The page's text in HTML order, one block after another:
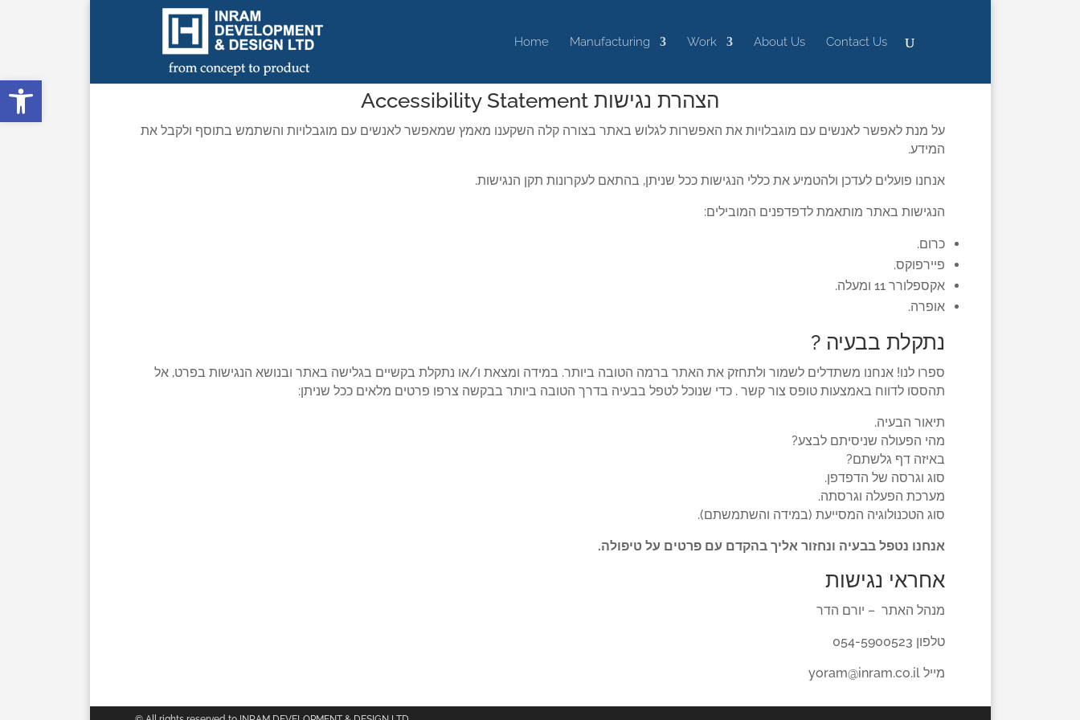
Home Manufacturing Work About Us Contact Us
Accessibility Statement הצהרת נגישות
על מנת לאפשר לאנשים עם מוגבלויות את האפשרות לגלוש באתר בצורה קלה השקענו מאמץ שמאפשר לאנשים עם מוגבלויות והשתמש בתוסף ולקבל את
המידע.
אנחנו פועלים לעדכן ולהטמיע את כללי הנגישות ככל שניתן, בהתאם לעקרונות תקן הנגישות.
הנגישות באתר מותאמת לדפדפנים המובילים:
כרום.
פיירפוקס.
אקספלורר 11 ומעלה.
אופרה.
נתקלת בבעיה ?
ספרו לנו! אנחנו משתדלים לשמור ולתחזק את האתר ברמה הטובה ביותר. במידה ומצאת ו/או נתקלת בקשיים בגלישה באתר ובנושא הנגישות בפרט, אל
תהססו לדווח באמצעות טופס צור קשר . כדי שנוכל לטפל בבעיה בדרך הטובה ביותר בבקשה צרפו פרטים מלאים ככל שניתן:
תיאור הבעיה.
מהי הפעולה שניסיתם לבצע?
באיזה דף גלשתם?
סוג וגרסה של הדפדפן.
מערכת הפעלה וגרסתה.
סוג הטכנולוגיה המסייעת (במידה והשתמשתם).
אנחנו נטפל בבעיה ונחזור אליך בהקדם עם פרטים על טיפולה.
אחראי נגישות
מנהל האתר – יורם הדר
טלפון 054-5900523
מייל yoram@inram.co.il
Open toolbar